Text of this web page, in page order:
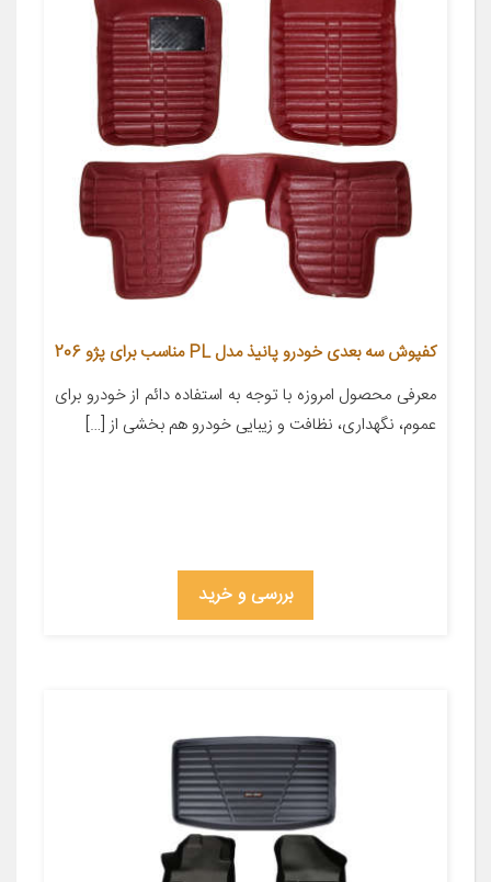
کفپوش سه بعدی خودرو پانیذ مدل PL مناسب برای پژو 206
معرفی محصول امروزه با توجه به استفاده دائم از خودرو برای
عموم، نگهداری، نظافت و زیبایی خودرو هم بخشی از […]
بررسی و خرید